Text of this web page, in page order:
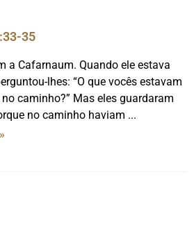
35
a Cafarnaum. Quando ele estava
lhes: “O que vocês estavam
caminho?” Mas eles guardaram
no caminho haviam